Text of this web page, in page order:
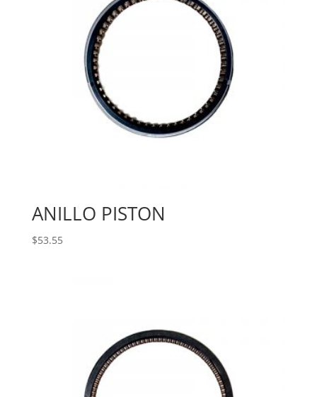
ANILLO PISTON
$53.55